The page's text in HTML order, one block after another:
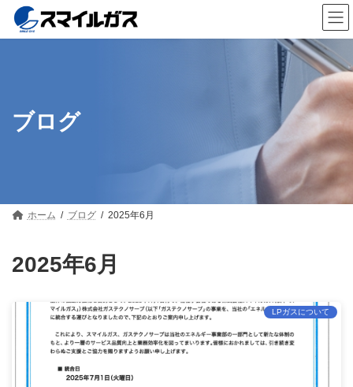
ブログ
ホーム ブログ 2025年6月
2025年6月
LPガスについて